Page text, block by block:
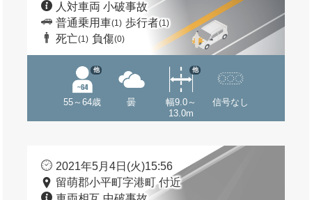
人対車両 小破事故
普通乗用車(1) 歩行者(1)
死亡(1) 負傷(0)
55～64歳
他
曇
幅9.0～
13.0m
他
信号なし
2021年5月4日(火)15:56
留萌郡小平町字港町 付近